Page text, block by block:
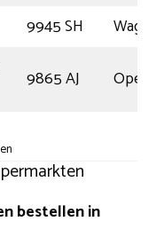
9945 SH
9865 AJ
bestellen in